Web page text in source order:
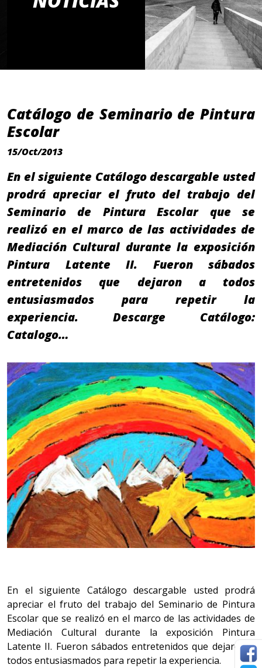
Catálogo de Seminario de Pintura
Escolar
15/Oct/2013
En el siguiente Catálogo descargable usted
prodrá apreciar el fruto del trabajo del
Seminario de Pintura Escolar que se
realizó en el marco de las actividades de
Mediación Cultural durante la exposición
Pintura Latente II. Fueron sábados
entretenidos que dejaron a todos
entusiasmados para repetir la
experiencia. Descarge Catálogo:
Catalogo…
En el siguiente Catálogo descargable usted prodrá
apreciar el fruto del trabajo del Seminario de Pintura
Escolar que se realizó en el marco de las actividades de
Mediación Cultural durante la exposición Pintura
Latente II. Fueron sábados entretenidos que dejaron a
todos entusiasmados para repetir la experiencia.